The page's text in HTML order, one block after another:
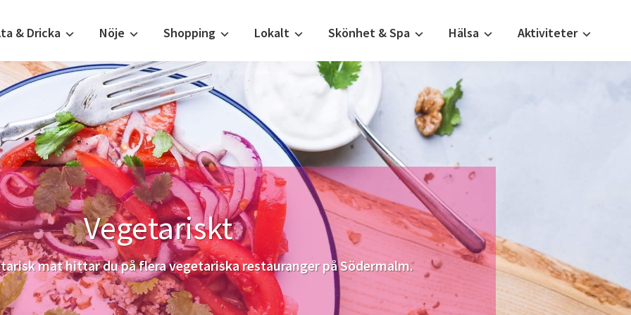
& Dricka Nöje Shopping Lokalt Skönhet & Spa Hälsa Aktiviteter
Vegetariskt
mat hittar du på flera vegetariska restauranger på Södermalm.